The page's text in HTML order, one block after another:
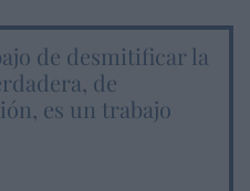
de desmitificar la
de
es un trabajo